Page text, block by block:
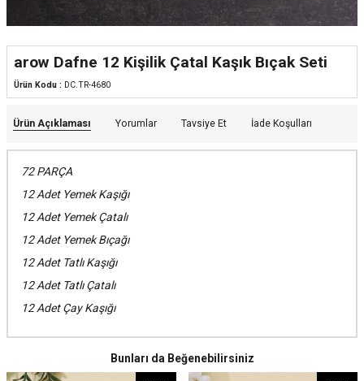
arow Dafne 12 Kişilik Çatal Kaşık Bıçak Seti
Ürün Kodu : DC.TR-4680
Ürün Açıklaması Yorumlar Tavsiye Et İade Koşulları
72 PARÇA
12 Adet Yemek Kaşığı
12 Adet Yemek Çatalı
12 Adet Yemek Bıçağı
12 Adet Tatlı Kaşığı
12 Adet Tatlı Çatalı
12 Adet Çay Kaşığı
Bunları da Beğenebilirsiniz